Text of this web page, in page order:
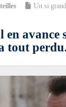
Un si
avance
tout